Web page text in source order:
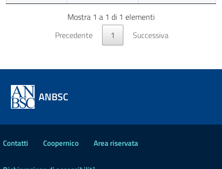
Mostra 1 a 1 di 1 elementi
Precedente
1 Successiva
ANBSC
Contatti Coopernico Area riservata